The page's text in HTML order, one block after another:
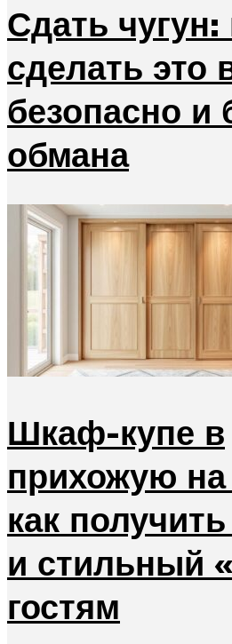
Сдать чугун:
сделать это
безопасно и
обмана
Шкаф-купе в
прихожую на
как
и стильный
гостям